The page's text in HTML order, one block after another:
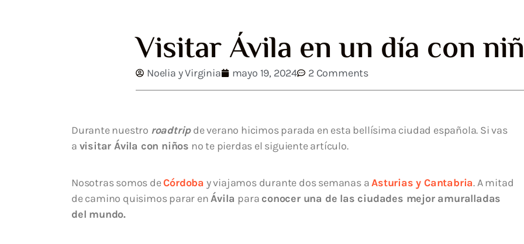
Visitar Ávila en un día con
Noelia y Virginia mayo 19, 2024 2 Comments
Durante nuestro roadtripde verano hicimos parada en esta bellísima ciudad española. Si vas
a visitar Ávila con niños no te pierdas el siguiente artículo.
Nosotras somos deCórdoba y viajamos durante dos semanas aAsturias y Cantabria. A mitad
de camino quisimos parar enÁvila para conocer una de las ciudades mejor amuralladas
del mundo.